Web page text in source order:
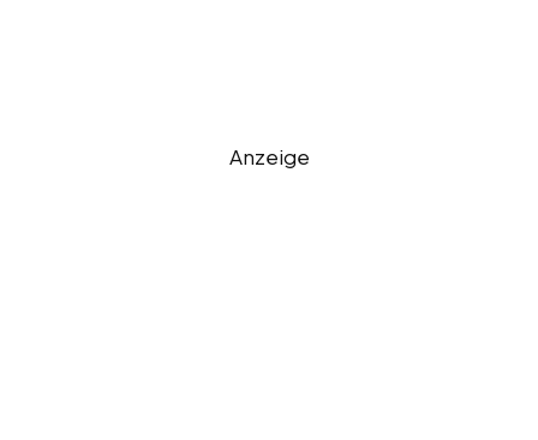
Anzeige